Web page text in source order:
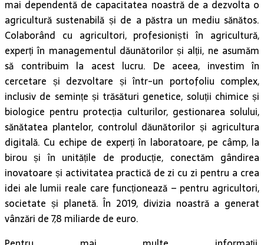
mai dependentă de capacitatea noastră de a dezvolta o
agricultură sustenabilă și de a păstra un mediu sănătos.
Colaborând cu agricultori, profesioniști în agricultură,
experți în managementul dăunătorilor și alții, ne asumăm
să contribuim la acest lucru. De aceea, investim în
cercetare și dezvoltare și într-un portofoliu complex,
inclusiv de semințe și trăsături genetice, soluții chimice și
biologice pentru protecția culturilor, gestionarea solului,
sănătatea plantelor, controlul dăunătorilor și agricultura
digitală. Cu echipe de experți în laboratoare, pe câmp, la
birou și în unitățile de producție, conectăm gândirea
inovatoare și activitatea practică de zi cu zi pentru a crea
idei ale lumii reale care funcționează – pentru agricultori,
societate și planetă. În 2019, divizia noastră a generat
vânzări de 7,8 miliarde de euro.